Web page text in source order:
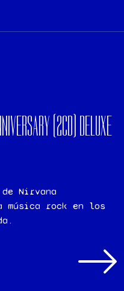
(2CD) DELUXE
Nirvana
rock en los